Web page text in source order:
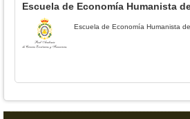
Escuela de Economía Humanista
Escuela de Economía Humanista